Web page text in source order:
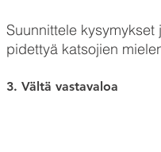
Suunnittele
pidettyä katsojien
3. Vältä vastavaloa